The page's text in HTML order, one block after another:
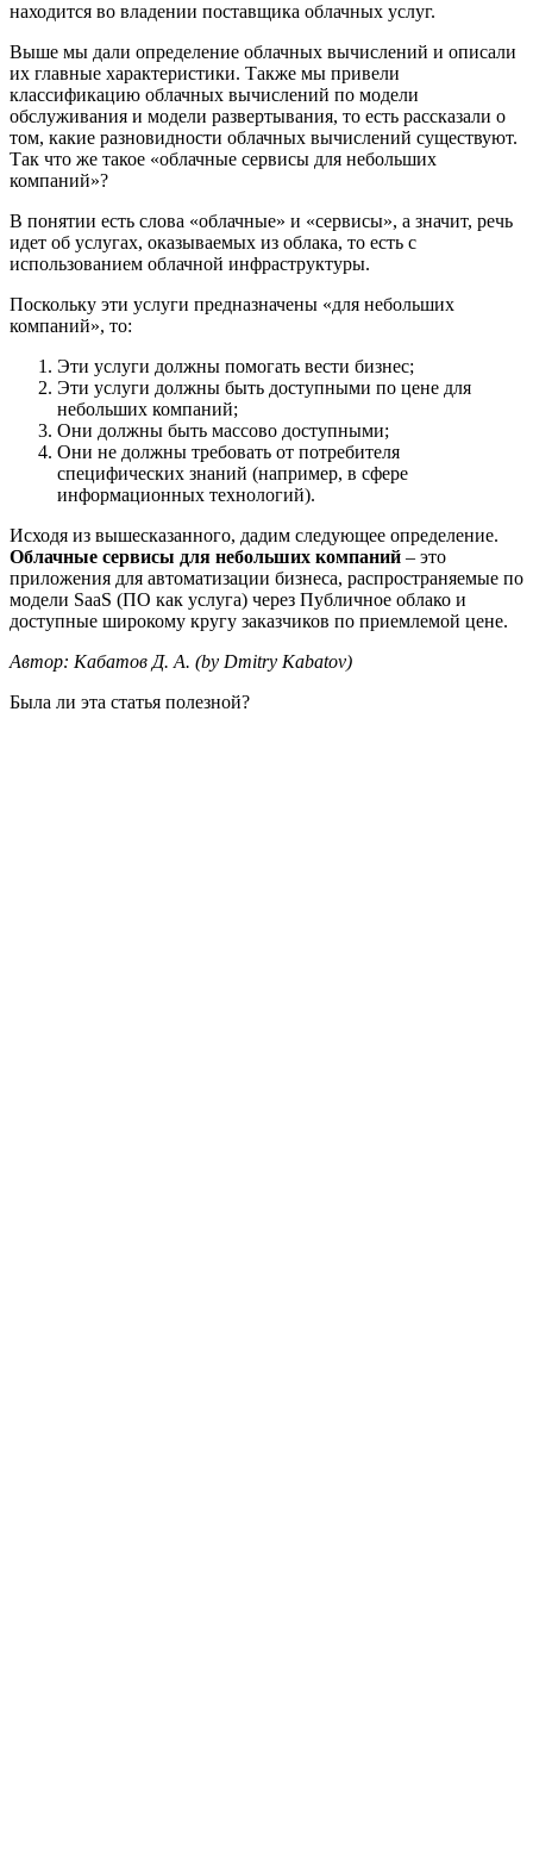
находится во владении поставщика облачных услуг.
Выше мы дали определение облачных вычислений и описали
их главные характеристики. Также мы привели
классификацию облачных вычислений по модели
обслуживания и модели развертывания, то есть рассказали о
том, какие разновидности облачных вычислений существуют.
Так что же такое «облачные сервисы для небольших
компаний»?
В понятии есть слова «облачные» и «сервисы», а значит, речь
идет об услугах, оказываемых из облака, то есть с
использованием облачной инфраструктуры.
Поскольку эти услуги предназначены «для небольших
компаний», то:
Эти услуги должны помогать вести бизнес;
Эти услуги должны быть доступными по цене для
небольших компаний;
Они должны быть массово доступными;
Они не должны требовать от потребителя
специфических знаний (например, в сфере
информационных технологий).
Исходя из вышесказанного, дадим следующее определение.
Облачные сервисы для небольших компаний – это
приложения для автоматизации бизнеса, распространяемые по
модели SaaS (ПО как услуга) через Публичное облако и
доступные широкому кругу заказчиков по приемлемой цене.
Автор: Кабатов Д. А. (by Dmitry Kabatov)
Была ли эта статья полезной?